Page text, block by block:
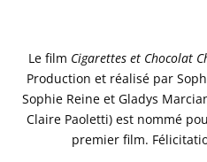
Le film Cigarettes et Chocolat
Production et réalisé par
Sophie Reine et Gladys
Claire Paoletti) est nommé
premier film.